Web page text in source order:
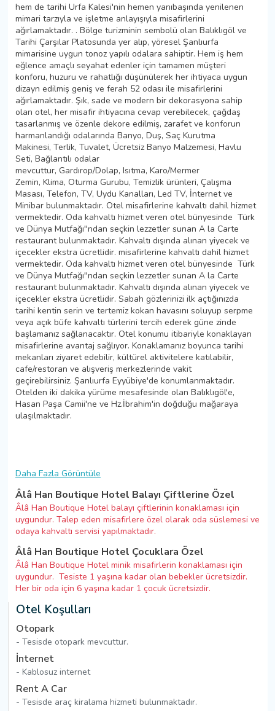
hem de tarihi Urfa Kalesi'nin hemen yanıbaşında yenilenen
mimari tarzıyla ve işletme anlayışıyla misafirlerini
ağırlamaktadır. . Bölge turizminin sembolü olan Balıklıgöl ve
Tarihi Çarşılar Platosunda yer alıp, yöresel Şanlıurfa
mimarisine uygun tonoz yapılı odalara sahiptir. Hem iş hem
eğlence amaçlı seyahat edenler için tamamen müşteri
konforu, huzuru ve rahatlığı düşünülerek her ihtiyaca uygun
dizayn edilmiş geniş ve ferah 52 odası ile misafirlerini
ağırlamaktadır. Şık, sade ve modern bir dekorasyona sahip
olan otel, her misafir ihtiyacına cevap verebilecek, çağdaş
tasarlanmış ve özenle dekore edilmiş, zarafet ve konforun
harmanlandığı odalarında Banyo, Duş, Saç Kurutma
Makinesi, Terlik, Tuvalet, Ücretsiz Banyo Malzemesi, Havlu
Seti, Bağlantılı odalar
mevcuttur, Gardırop/Dolap, Isıtma, Karo/Mermer
Zemin, Klima, Oturma Gurubu, Temizlik ürünleri, Çalışma
Masası, Telefon, TV, Uydu Kanalları, Led TV, İnternet ve
Minibar bulunmaktadır. Otel misafirlerine kahvaltı dahil hizmet
vermektedir. Oda kahvaltı hizmet veren otel bünyesinde Türk
ve Dünya Mutfağı''ndan seçkin lezzetler sunan A la Carte
restaurant bulunmaktadır. Kahvaltı dışında alınan yiyecek ve
içecekler ekstra ücretlidir. misafirlerine kahvaltı dahil hizmet
vermektedir. Oda kahvaltı hizmet veren otel bünyesinde Türk
ve Dünya Mutfağı''ndan seçkin lezzetler sunan A la Carte
restaurant bulunmaktadır. Kahvaltı dışında alınan yiyecek ve
içecekler ekstra ücretlidir. Sabah gözlerinizi ilk açtığınızda
tarihi kentin serin ve tertemiz kokan havasını soluyup serpme
veya açık büfe kahvaltı türlerini tercih ederek güne zinde
başlamanız sağlanacaktır. Otel konumu itibariyle konaklayan
misafirlerine avantaj sağlıyor. Konaklamanız boyunca tarihi
mekanları ziyaret edebilir, kültürel aktivitelere katılabilir,
cafe/restoran ve alışveriş merkezlerinde vakit
geçirebilirsiniz. Şanlıurfa Eyyübiye'de konumlanmaktadır.
Otelden iki dakika yürüme mesafesinde olan Balıklıgöl'e,
Hasan Paşa Camii'ne ve Hz.İbrahim'in doğduğu mağaraya
ulaşılmaktadır.
Daha Fazla Görüntüle
Âlâ Han Boutique Hotel Balayı Çiftlerine Özel
Âlâ Han Boutique Hotel balayı çiftlerinin konaklaması için
uygundur. Talep eden misafirlere özel olarak oda süslemesi ve
odaya kahvaltı servisi yapılmaktadır.
Âlâ Han Boutique Hotel Çocuklara Özel
Âlâ Han Boutique Hotel minik misafirlerin konaklaması için
uygundur. Tesiste 1 yaşına kadar olan bebekler ücretsizdir.
Her bir oda için 6 yaşına kadar 1 çocuk ücretsizdir.
Otel Koşulları
Otopark
- Tesisde otopark mevcuttur.
İnternet
- Kablosuz internet
Rent A Car
- Tesisde araç kiralama hizmeti bulunmaktadır.